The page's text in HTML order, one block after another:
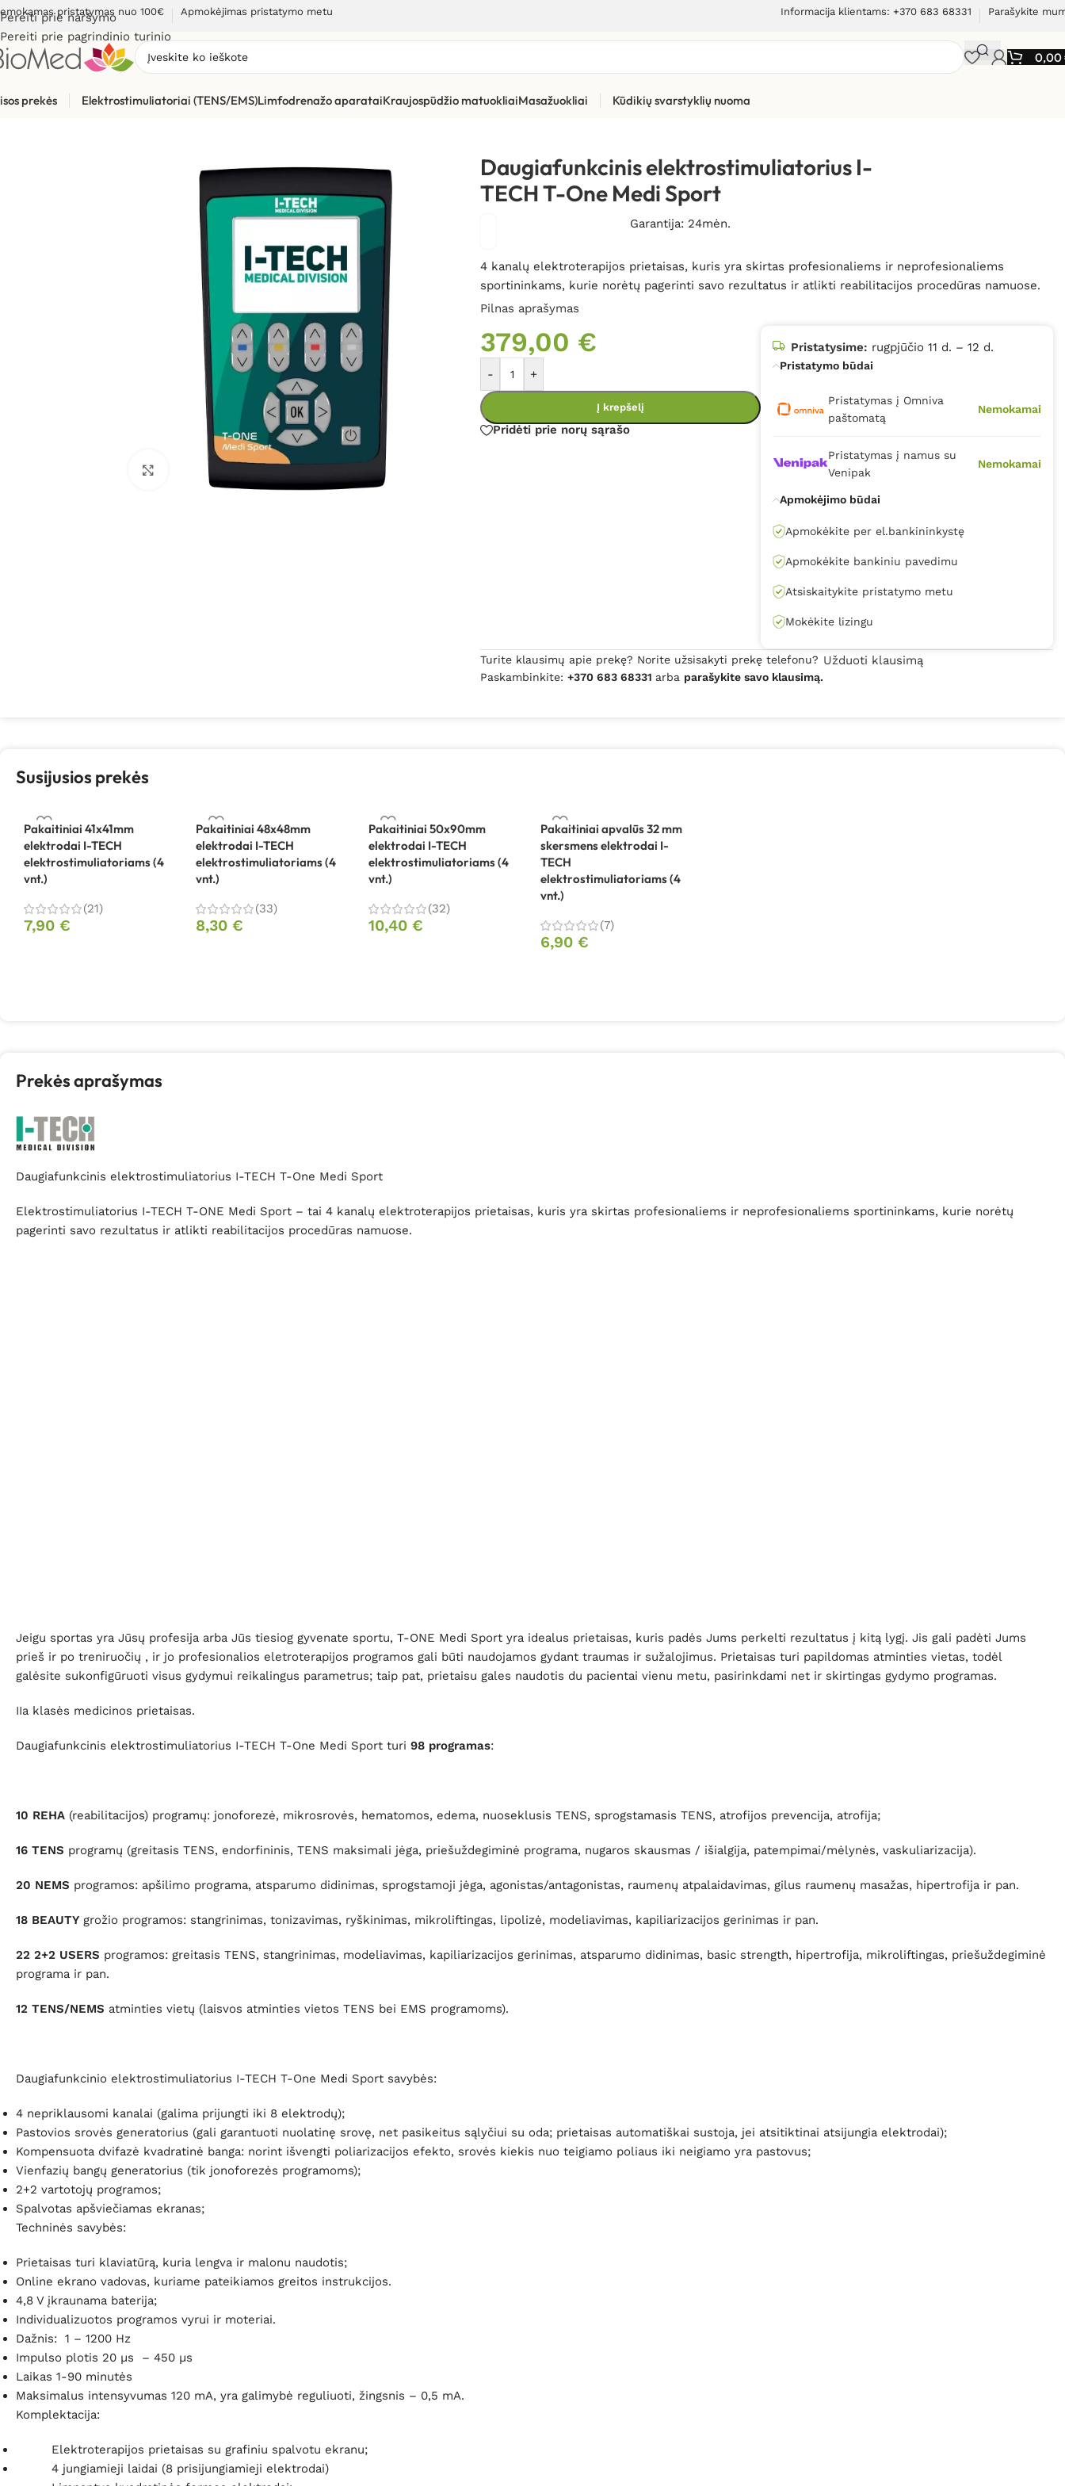
Pereiti prie naršymo
Pereiti prie pagrindinio turinio
pristatymas nuo 100€ Apmokėjimas pristatymo metu Informacija klientams: +370 683 68331 Parašykite
0,00
prekės Elektrostimuliatoriai (TENS/EMS)Limfodrenažo aparataiKraujospūdžio matuokliaiMasažuokliai Kūdikių svarstyklių nuoma
Elektrostimuliacijai (TENS / EMS) Daugiafunkcinis elektrostimuliatorius I-TECH T-One Medi Sport
Spustelėkite, kad padidintumėte
Daugiafunkcinis elektrostimuliatorius I-
TECH T-One Medi Sport
Garantija: 24mėn.
4 kanalų elektroterapijos prietaisas, kuris yra skirtas profesionaliems ir neprofesionaliems
sportininkams, kurie norėtų pagerinti savo rezultatus ir atlikti reabilitacijos procedūras namuose.
Pilnas aprašymas
379,00 €
- +
Į krepšelį
Pridėti prie norų sąrašo
Pristatysime: rugpjūčio 11 d. – 12 d.
Pristatymo būdai
Pristatymas į Omniva
paštomatą
Nemokamai
Pristatymas į namus su
Venipak
Nemokamai
Apmokėjimo būdai
Apmokėkite per el.bankininkystę
Apmokėkite bankiniu pavedimu
Atsiskaitykite pristatymo metu
Mokėkite lizingu
Turite klausimų apie prekę? Norite užsisakyti prekę telefonu?
Paskambinkite:+370 683 68331 arba parašykite savo klausimą.
Užduoti klausimą
Susijusios prekės
Pakaitiniai 41x41mm
elektrodai I-TECH
elektrostimuliatoriams (4
vnt.)
(21)
7,90 €
Pakaitiniai 48x48mm
elektrodai I-TECH
elektrostimuliatoriams (4
vnt.)
(33)
8,30€
Pakaitiniai 50x90mm
elektrodai I-TECH
elektrostimuliatoriams (4
vnt.)
(32)
10,40 €
Pakaitiniai apvalūs 32 mm
skersmens elektrodai I-
TECH
elektrostimuliatoriams (4
vnt.)
(7)
6,90 €
Prekės aprašymas
Daugiafunkcinis elektrostimuliatorius I-TECH T-One Medi Sport
Elektrostimuliatorius I-TECH T-ONE Medi Sport – tai 4 kanalų elektroterapijos prietaisas, kuris yra skirtas profesionaliems ir neprofesionaliems sportininkams, kurie norėtų
pagerinti savo rezultatus ir atlikti reabilitacijos procedūras namuose.
Jeigu sportas yra Jūsų profesija arba Jūs tiesiog gyvenate sportu, T-ONE Medi Sport yra idealus prietaisas, kuris padės Jums perkelti rezultatus į kitą lygį. Jis gali padėti Jums
prieš ir po treniruočių , ir jo profesionalios eletroterapijos programos gali būti naudojamos gydant traumas ir sužalojimus. Prietaisas turi papildomas atminties vietas, todėl
galėsite sukonfigūruoti visus gydymui reikalingus parametrus; taip pat, prietaisu gales naudotis du pacientai vienu metu, pasirinkdami net ir skirtingas gydymo programas.
IIa klasės medicinos prietaisas.
Daugiafunkcinis elektrostimuliatorius I-TECH T-One Medi Sport turi 98 programas:
10 REHA (reabilitacijos) programų: jonoforezė, mikrosrovės, hematomos, edema, nuoseklusis TENS, sprogstamasis TENS, atrofijos prevencija, atrofija;
16 TENS programų (greitasis TENS, endorfininis, TENS maksimali jėga, priešuždegiminė programa, nugaros skausmas / išialgija, patempimai/mėlynės, vaskuliarizacija).
20 NEMS programos: apšilimo programa, atsparumo didinimas, sprogstamoji jėga, agonistas/antagonistas, raumenų atpalaidavimas, gilus raumenų masažas, hipertrofija ir pan.
18 BEAUTY grožio programos: stangrinimas, tonizavimas, ryškinimas, mikroliftingas, lipolizė, modeliavimas, kapiliarizacijos gerinimas ir pan.
22 2+2 USERS programos: greitasis TENS, stangrinimas, modeliavimas, kapiliarizacijos gerinimas, atsparumo didinimas, basic strength, hipertrofija, mikroliftingas, priešuždegiminė
programa ir pan.
12 TENS/NEMS atminties vietų (laisvos atminties vietos TENS bei EMS programoms).
Daugiafunkcinio elektrostimuliatorius I-TECH T-One Medi Sport savybės:
4 nepriklausomi kanalai (galima prijungti iki 8 elektrodų);
Pastovios srovės generatorius (gali garantuoti nuolatinę srovę, net pasikeitus sąlyčiui su oda; prietaisas automatiškai sustoja, jei atsitiktinai atsijungia elektrodai);
Kompensuota dvifazė kvadratinė banga: norint išvengti poliarizacijos efekto, srovės kiekis nuo teigiamo poliaus iki neigiamo yra pastovus;
Vienfazių bangų generatorius (tik jonoforezės programoms);
2+2 vartotojų programos;
Spalvotas apšviečiamas ekranas;
Techninės savybės:
Prietaisas turi klaviatūrą, kuria lengva ir malonu naudotis;
Online ekrano vadovas, kuriame pateikiamos greitos instrukcijos.
4,8 V įkraunama baterija;
Individualizuotos programos vyrui ir moteriai.
Dažnis: 1 – 1200 Hz
Impulso plotis 20 µs – 450 µs
Laikas 1-90 minutės
Maksimalus intensyvumas 120 mA, yra galimybė reguliuoti, žingsnis – 0,5 mA.
Komplektacija:
Elektroterapijos prietaisas su grafiniu spalvotu ekranu;
4 jungiamieji laidai (8 prisijungiamieji elektrodai)